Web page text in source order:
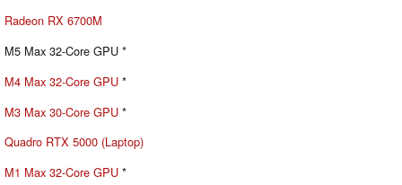
Radeon RX 6700M
M5 Max 32-Core GPU *
M4 Max 32-Core GPU *
M3 Max 30-Core GPU *
Quadro RTX 5000 (Laptop)
M1 Max 32-Core GPU *